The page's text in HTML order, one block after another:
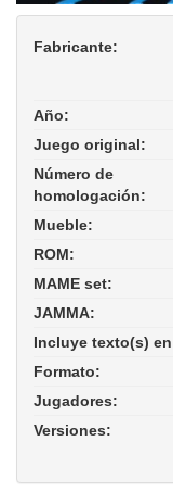
Fabricante:
Año:
Juego original:
Número de
homologación:
Mueble:
ROM:
MAME set:
JAMMA:
Incluye texto(s)
Formato:
Jugadores:
Versiones: